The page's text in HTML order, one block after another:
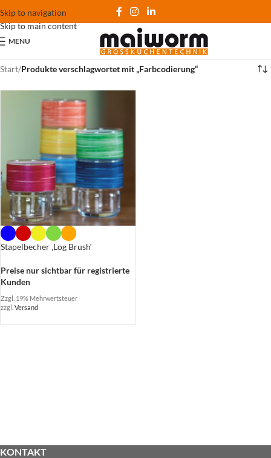
Skip to navigation
Skip to main content
MENU
Start/Produkte verschlagwortet mit „Farbcodierung“
Stapelbecher ‚Log Brush‘
Preise nur sichtbar für registrierte
Kunden
Zzgl. 19% Mehrwertsteuer
zzgl. Versand
KONTAKT